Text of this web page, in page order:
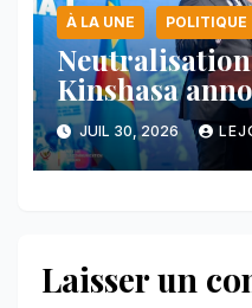
À LA UNE POLITIQUE
Neutralisation
Kinshasa
majeure et
face au
JUIL 30, 2026
Laisser un